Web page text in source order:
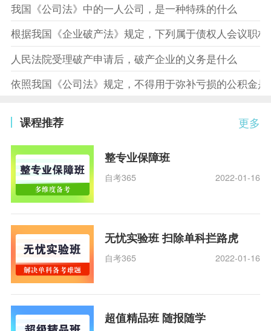
我国《公司法》中的一人公司，是一种特殊的什么
根据我国《企业破产法》规定，下列属于债权人会议职
人民法院受理破产申请后，破产企业的义务是什么
依照我国《公司法》规定，不得用于弥补亏损的公积金是
更多
课程推荐
整专业保障班
自考365 2022-01-16
无忧实验班 扫除单科拦路虎
自考365 2022-01-16
超值精品班 随报随学